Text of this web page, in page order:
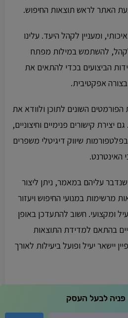
האתר לראש תוצאות החיפוש.
ומעניין לקהל היעד. עלינו
לקהל, להשתמש במילות מפתח
הביצועים בכדי להתאים את
אפקטיבית.
השונים לתוכן ולוודא את
יצירת קישורים פנימיים וחיצוניים,
שיווק דיגיטלי משפרים
האינטרנט.
עליהם במאמר, ניתן ליצור
מרשימות במנועי החיפוש ויעזור
ומקצועי. חשוב להתעדכן באופן
בהתאם למדידת התוצאות
יישאר יעיל ופועל ביעילות לאורך
לבעל העסק